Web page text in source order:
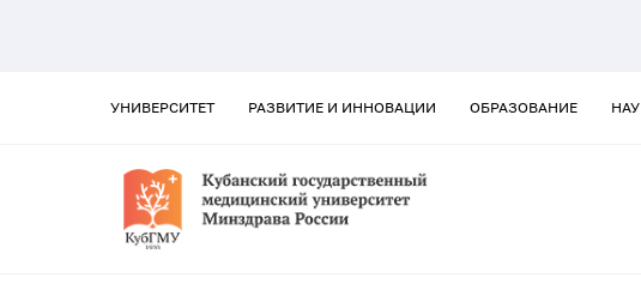
УНИВЕРСИТЕТ РАЗВИТИЕ И ИННОВАЦИИ ОБРАЗОВАНИЕ